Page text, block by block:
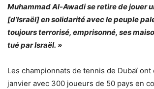
Muhammad Al-Awadi se retire de jouer
[d’Israël] en solidarité avec le peuple
toujours terrorisé, emprisonné, ses
tué par Israël. »
Les championnats de tennis de Dubaï ont
janvier avec 300 joueurs de 50 pays en